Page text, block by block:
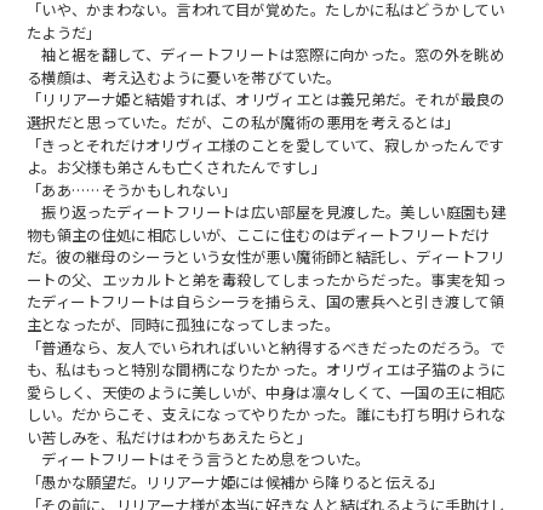
「いや、かまわない。言われて目が覚めた。たしかに私はどうかしてい
たようだ」
袖と裾を翻して、ディートフリートは窓際に向かった。窓の外を眺め
る横顔は、考え込むように憂いを帯びていた。
「リリアーナ姫と結婚すれば、オリヴィエとは義兄弟だ。それが最良の
選択だと思っていた。だが、この私が魔術の悪用を考えるとは」
「きっとそれだけオリヴィエ様のことを愛していて、寂しかったんです
よ。お父様も弟さんも亡くされたんですし」
「ああ……そうかもしれない」
振り返ったディートフリートは広い部屋を見渡した。美しい庭園も建
物も領主の住処に相応しいが、ここに住むのはディートフリートだけ
だ。彼の継母のシーラという女性が悪い魔術師と結託し、ディートフリ
ートの父、エッカルトと弟を毒殺してしまったからだった。事実を知っ
たディートフリートは自らシーラを捕らえ、国の憲兵へと引き渡して領
主となったが、同時に孤独になってしまった。
「普通なら、友人でいられればいいと納得するべきだったのだろう。で
も、私はもっと特別な間柄になりたかった。オリヴィエは子猫のように
愛らしく、天使のように美しいが、中身は凛々しくて、一国の王に相応
しい。だからこそ、支えになってやりたかった。誰にも打ち明けられな
い苦しみを、私だけはわかちあえたらと」
ディートフリートはそう言うとため息をついた。
「愚かな願望だ。リリアーナ姫には候補から降りると伝える」
「その前に、リリアーナ様が本当に好きな人と結ばれるように手助けし